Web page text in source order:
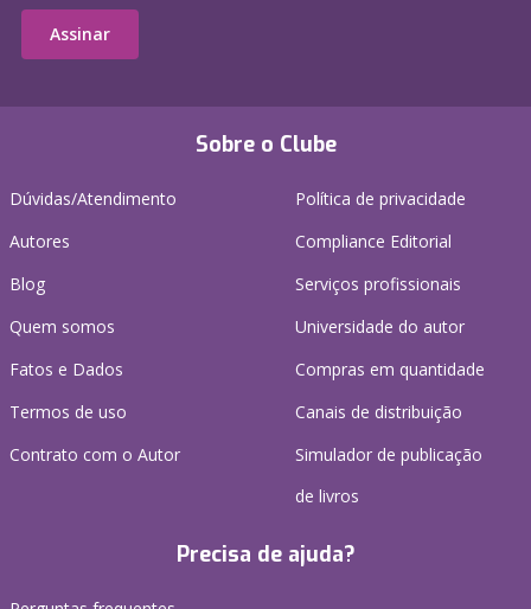
Sobre o Clube
Dúvidas/Atendimento
Autores
Blog
Quem somos
Fatos e Dados
Termos de uso
Contrato com o Autor
Política de privacidade
Compliance Editorial
Serviços profissionais
Universidade do autor
Compras em quantidade
Canais de distribuição
Simulador de publicação
de livros
Precisa de ajuda?
Assinar